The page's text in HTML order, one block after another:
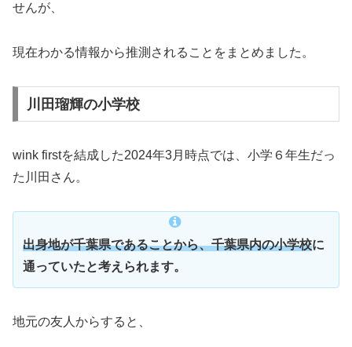
せんが、
現在わかる情報から推測されることをまとめました。
川田瑠輝の小学校
wink firstを結成した2024年3月時点では、小学６年生だっ
た川田さん。
出身地が千葉県であることから、千葉県内の小学校に
通っていたと考えられます。
地元の友人からすると、